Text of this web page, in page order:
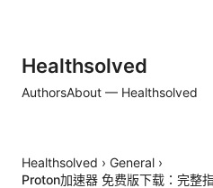
Healthsolved
AuthorsAbout — Healthsolved
Healthsolved › General ›
Proton加速器 免费版下载：完整